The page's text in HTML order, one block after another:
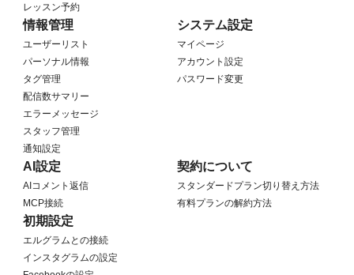
レッスン予約
情報管理
ユーザーリスト
パーソナル情報
タグ管理
配信数サマリー
エラーメッセージ
スタッフ管理
通知設定
システム設定
マイページ
アカウント設定
パスワード変更
AI設定
AIコメント返信
MCP接続
契約について
スタンダードプラン切り替え方法
有料プランの解約方法
初期設定
エルグラムとの接続
インスタグラムの設定